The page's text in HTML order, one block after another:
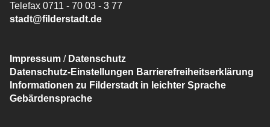
Telefax 0711 - 70 03 - 3 77
stadt@filderstadt.de
Impressum / Datenschutz
Datenschutz-Einstellungen Barrierefreiheitserklärung
Informationen zu Filderstadt in leichter Sprache
Gebärdensprache